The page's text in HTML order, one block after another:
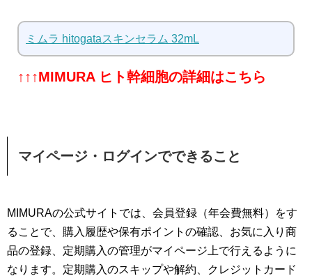
ミムラ hitogataスキンセラム 32mL
↑↑↑MIMURA ヒト幹細胞の詳細はこちら
マイページ・ログインでできること
MIMURAの公式サイトでは、会員登録（年会費無料）をす
ることで、購入履歴や保有ポイントの確認、お気に入り商
品の登録、定期購入の管理がマイページ上で行えるように
なります。定期購入のスキップや解約、クレジットカード